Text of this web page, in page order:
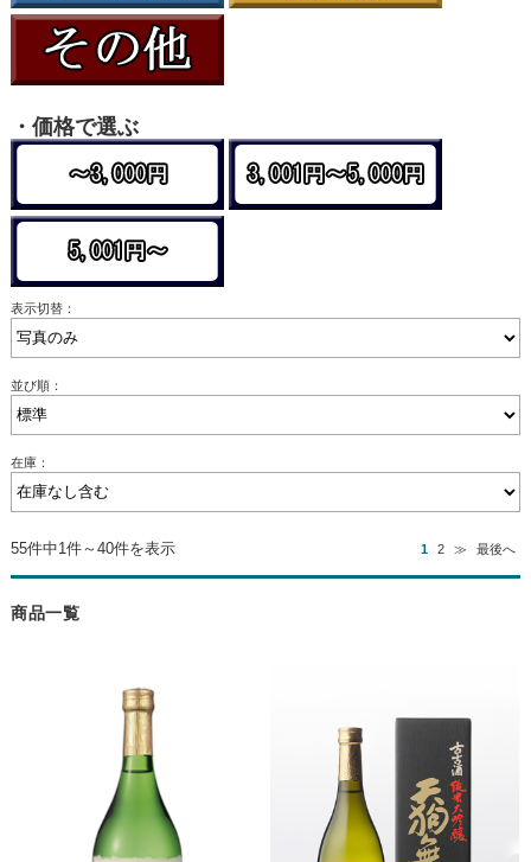
・価格で選ぶ
表示切替：
並び順：
在庫：
55件中1件～40件を表示 1 2 ≫ 最後へ
商品一覧